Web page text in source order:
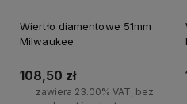
Wiertło diamentowe 51mm
Milwaukee
108,50 zł
zawiera 23.00% VAT, bez